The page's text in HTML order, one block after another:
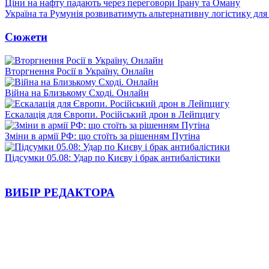
Ціни на нафту падають через переговори Ірану та Оману
Україна та Румунія розвиватимуть альтернативну логістику
Сюжети
Вторгнення Росії в Україну. Онлайн
Війна на Близькому Сході. Онлайн
Ескалація для Європи. Російський дрон в Лейпцигу
Зміни в армії РФ: що стоїть за рішенням Путіна
Підсумки 05.08: Удар по Києву і брак антибалістики
ВИБІР РЕДАКТОРА